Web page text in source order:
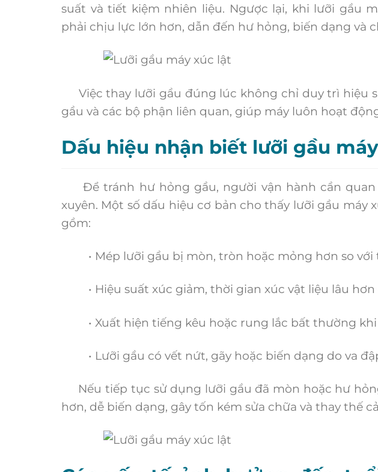
suất và tiết kiệm nhiên liệu. Ngược lại, khi lưỡi gầu
phải chịu lực lớn hơn, dẫn đến hư hỏng, biến dạng và
Việc thay lưỡi gầu đúng lúc không chỉ duy trì hiệu
gầu và các bộ phận liên quan, giúp máy luôn hoạt
Dấu hiệu nhận biết lưỡi gầu
Để tránh hư hỏng gầu, người vận hành cần quan
xuyên. Một số dấu hiệu cơ bản cho thấy lưỡi gầu máy
gồm:
• Mép lưỡi gầu bị mòn, tròn hoặc mỏng hơn so với
• Hiệu suất xúc giảm, thời gian xúc vật liệu lâu hơn
• Xuất hiện tiếng kêu hoặc rung lắc bất thường khi
• Lưỡi gầu có vết nứt, gãy hoặc biến dạng do va
Nếu tiếp tục sử dụng lưỡi gầu đã mòn hoặc hư
hơn, dễ biến dạng, gây tốn kém sửa chữa và thay thế